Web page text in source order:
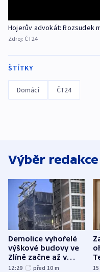
Hojerův advokát: Rozsudek
Zdroj: ČT24
ŠTÍTKY
Domácí ČT24
Výběr redakce
Demolice vyhořelé
výškové budovy ve
Zlíně začne až v
následujících dnech
12:29 před 10 m